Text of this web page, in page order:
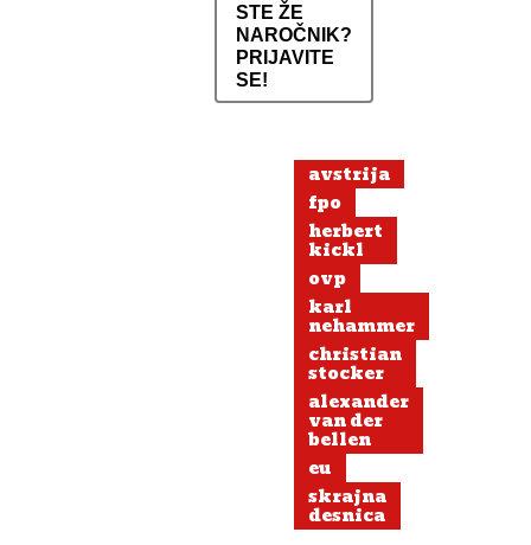
STE ŽE
NAROČNIK?
PRIJAVITE
SE!
avstrija
fpo
herbert
kickl
ovp
karl
nehammer
christian
stocker
alexander
van der
bellen
eu
skrajna
desnica